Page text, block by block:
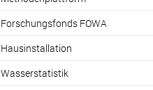
Forschungsfonds FOWA
Hausinstallation
Wasserstatistik